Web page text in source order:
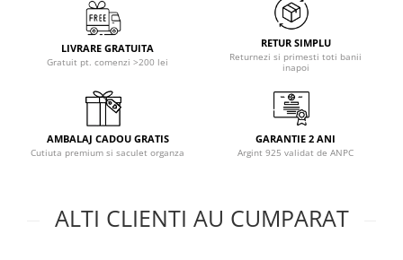
LIVRARE GRATUITA
Gratuit pt. comenzi >200 lei
RETUR SIMPLU
Returnezi si primesti toti banii
inapoi
AMBALAJ CADOU GRATIS
Cutiuta premium si saculet organza
GARANTIE 2 ANI
Argint 925 validat de ANPC
ALTI CLIENTI AU CUMPARAT